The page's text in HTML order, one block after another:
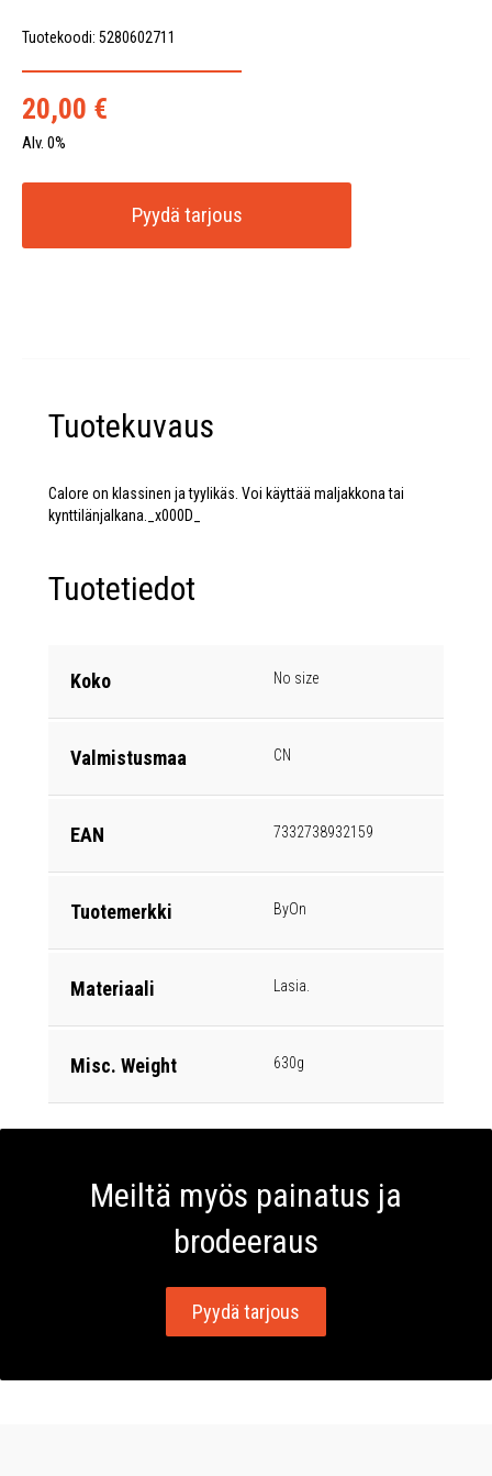
Tuotekoodi: 5280602711
20,00 €
Alv. 0%
Pyydä tarjous
Tuotekuvaus
Calore on klassinen ja tyylikäs. Voi käyttää maljakkona tai
kynttilänjalkana._x000D_
Tuotetiedot
Koko No size
Valmistusmaa CN
EAN 7332738932159
Tuotemerkki ByOn
Materiaali Lasia.
Misc. Weight 630g
Meiltä myös painatus ja
brodeeraus
Pyydä tarjous